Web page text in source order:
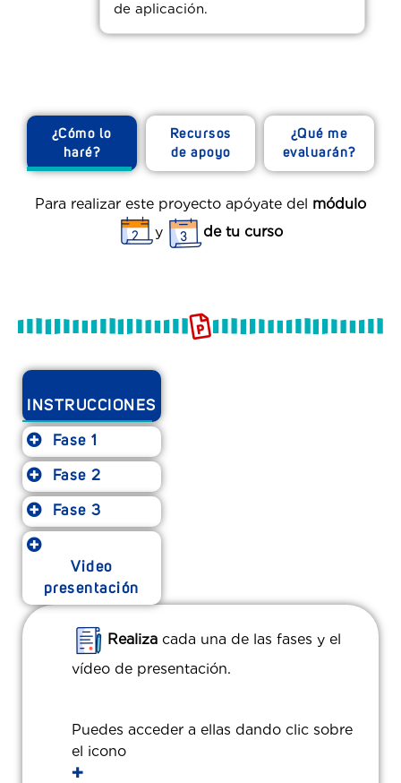
de aplicación.
¿Cómo lo
haré?
Recursos
de apoyo
¿Qué me
evaluarán?
Para realizar este proyecto apóyate del módulo
y
de tu curso
INSTRUCCIONES
Fase 1
Fase 2
Fase 3
Video
presentación
Realiza cada una de las fases y el
vídeo de presentación.
Puedes acceder a ellas dando clic sobre
el icono
✚